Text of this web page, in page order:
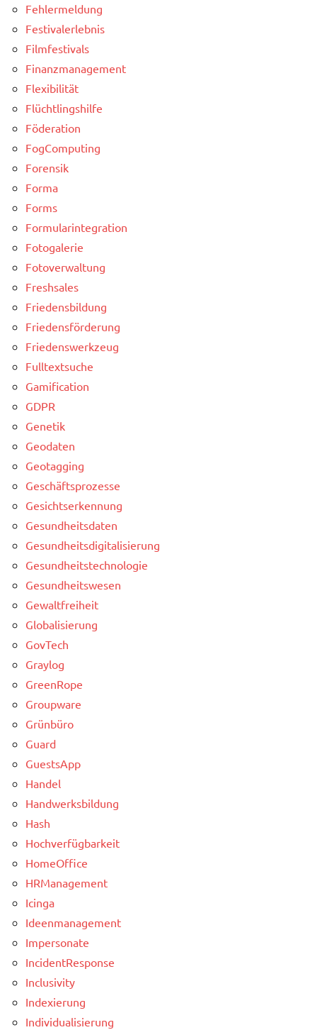
Fehlermeldung
Festivalerlebnis
Filmfestivals
Finanzmanagement
Flexibilität
Flüchtlingshilfe
Föderation
FogComputing
Forensik
Forma
Forms
Formularintegration
Fotogalerie
Fotoverwaltung
Freshsales
Friedensbildung
Friedensförderung
Friedenswerkzeug
Fulltextsuche
Gamification
GDPR
Genetik
Geodaten
Geotagging
Geschäftsprozesse
Gesichtserkennung
Gesundheitsdaten
Gesundheitsdigitalisierung
Gesundheitstechnologie
Gesundheitswesen
Gewaltfreiheit
Globalisierung
GovTech
Graylog
GreenRope
Groupware
Grünbüro
Guard
GuestsApp
Handel
Handwerksbildung
Hash
Hochverfügbarkeit
HomeOffice
HRManagement
Icinga
Ideenmanagement
Impersonate
IncidentResponse
Inclusivity
Indexierung
Individualisierung